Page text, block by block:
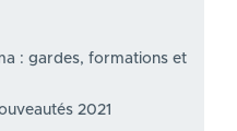
: gardes, formations et
2021